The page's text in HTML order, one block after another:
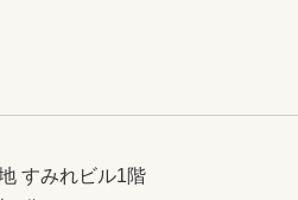
すみれビル1階